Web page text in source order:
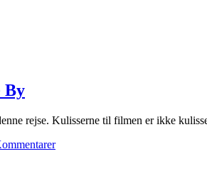
By
rejse. Kulisserne til filmen er ikke